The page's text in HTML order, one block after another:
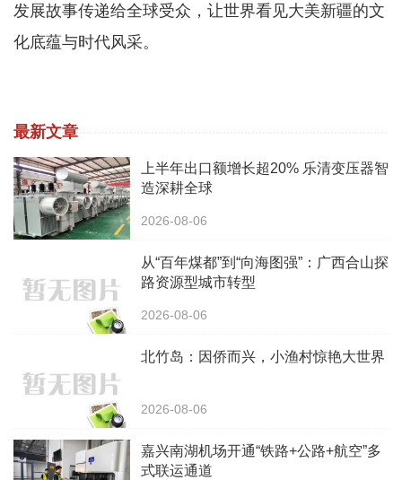
发展故事传递给全球受众，让世界看见大美新疆的文
化底蕴与时代风采。
最新文章
上半年出口额增长超20% 乐清变压器智
造深耕全球
2026-08-06
从“百年煤都”到“向海图强”：广西合山探
路资源型城市转型
2026-08-06
北竹岛：因侨而兴，小渔村惊艳大世界
2026-08-06
嘉兴南湖机场开通“铁路+公路+航空”多
式联运通道